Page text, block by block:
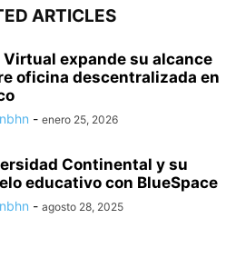
ARTICLES
Virtual expande su alcance
oficina descentralizada en
- enero 25, 2026
Continental y su
educativo con BlueSpace
- agosto 28, 2025